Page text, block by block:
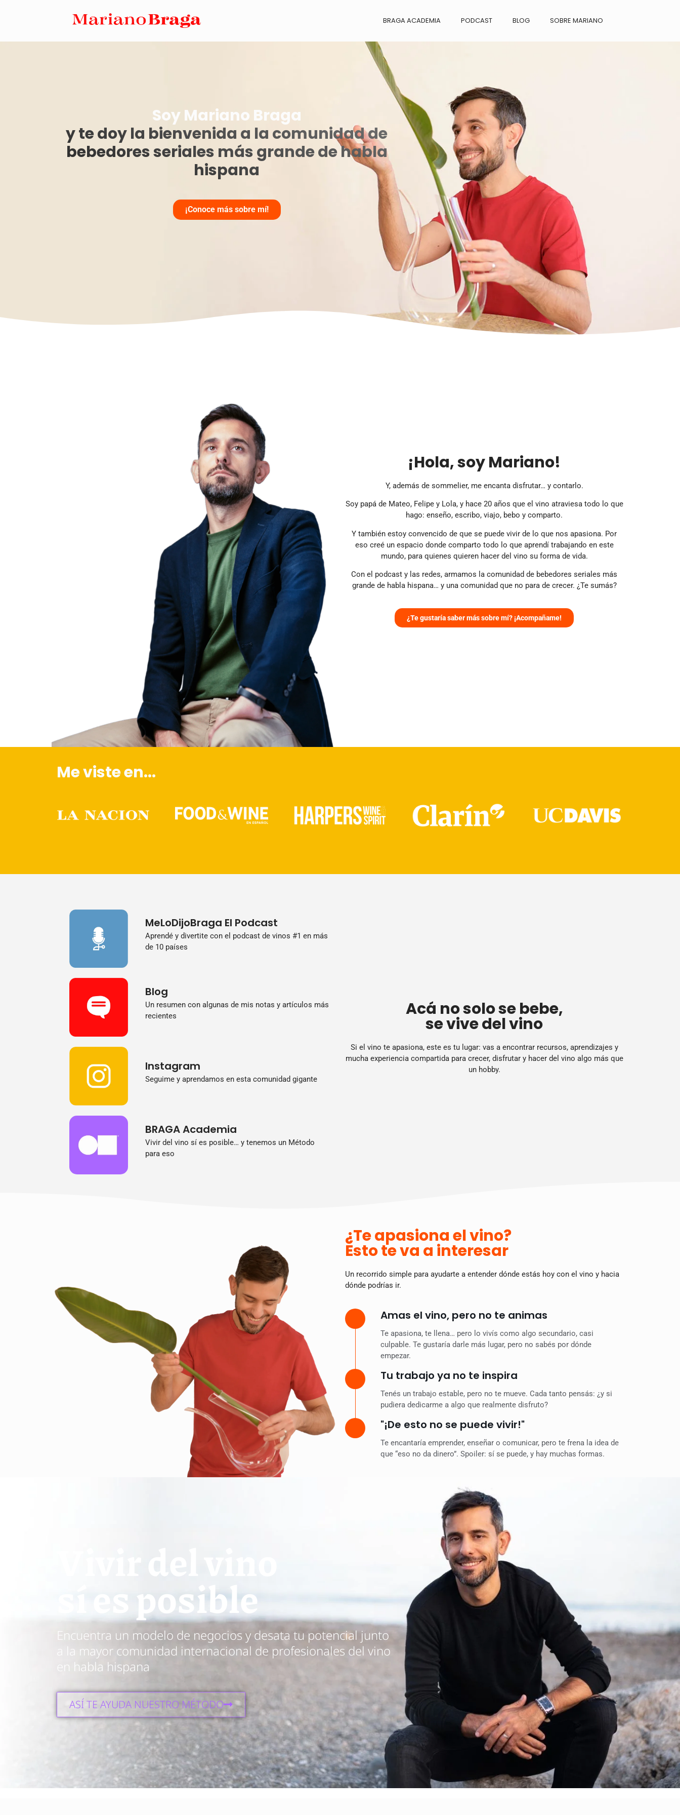
BRAGA ACADEMIA PODCAST BLOG SOBRE MARIANO
Soy Mariano Braga
y te doy la bienvenida a la comunidad de
bebedores seriales más grande de habla
hispana
¡Conoce más sobre mí!
¡Hola, soy Mariano!
Y, además de sommelier, me encanta disfrutar… y contarlo.
Soy papá de Mateo, Felipe y Lola, y hace 20 años que el vino atraviesa todo lo que
hago: enseño, escribo, viajo, bebo y comparto.
Y también estoy convencido de que se puede vivir de lo que nos apasiona. Por
eso creé un espacio donde comparto todo lo que aprendí trabajando en este
mundo, para quienes quieren hacer del vino su forma de vida.
Con el podcast y las redes, armamos la comunidad de bebedores seriales más
grande de habla hispana… y una comunidad que no para de crecer. ¿Te sumás?
¿Te gustaría saber más sobre mí? ¡Acompañame!
Me viste en...
MeLoDijoBraga El Podcast
Aprendé y divertite con el podcast de vinos #1 en más
de 10 países
Blog
Un resumen con algunas de mis notas y artículos más
recientes
Instagram
Seguime y aprendamos en esta comunidad gigante
BRAGA Academia
Vivir del vino sí es posible… y tenemos un Método
para eso
Acá no solo se bebe,
se vive del vino
Si el vino te apasiona, este es tu lugar: vas a encontrar recursos, aprendizajes y
mucha experiencia compartida para crecer, disfrutar y hacer del vino algo más que
un hobby.
¿Te apasiona el vino?
Esto te va a interesar
Un recorrido simple para ayudarte a entender dónde estás hoy con el vino y hacia
dónde podrías ir.
Amas el vino, pero no te animas
Te apasiona, te llena… pero lo vivís como algo secundario, casi
culpable. Te gustaría darle más lugar, pero no sabés por dónde
empezar.
Tu trabajo ya no te inspira
Tenés un trabajo estable, pero no te mueve. Cada tanto pensás: ¿y si
pudiera dedicarme a algo que realmente disfruto?
"¡De esto no se puede vivir!"
Te encantaría emprender, enseñar o comunicar, pero te frena la idea de
que “eso no da dinero”. Spoiler: sí se puede, y hay muchas formas.
sí es posible
Encuentra un modelo de negocios y desata tu potencial junto
a la mayor comunidad internacional de profesionales del vino
en habla hispana
ASÍ TE AYUDA NUESTRO MÉTODO